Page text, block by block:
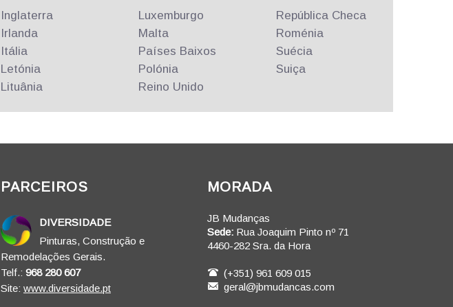
Inglaterra
Irlanda
Itália
Letónia
Lituânia
Luxemburgo
Malta
Países Baixos
Polónia
Reino Unido
República Checa
Roménia
Suécia
Suiça
PARCEIROS
DIVERSIDADE
Pinturas, Construção e
Remodelações Gerais.
Telf.: 968 280 607
Site: www.diversidade.pt
MORADA
JB Mudanças
Sede: Rua Joaquim Pinto nº 71
4460-282 Sra. da Hora
(+351) 961 609 015
geral@jbmudancas.com